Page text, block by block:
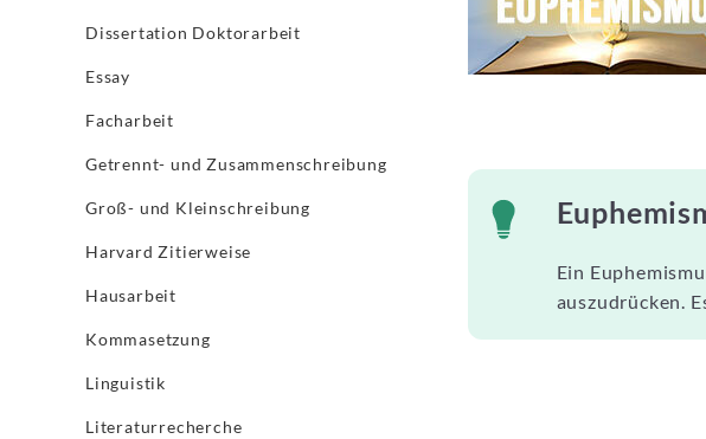
Dissertation Doktorarbeit
Essay
Facharbeit
Getrennt- und Zusammenschreibung
Groß- und Kleinschreibung
Harvard Zitierweise
Hausarbeit
Kommasetzung
Linguistik
Literaturrecherche
Ein
auszudrücken.